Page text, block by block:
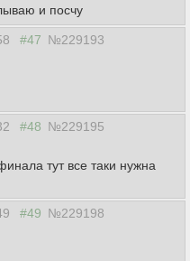
и посчу
#47 №229193
#48 №229195
тут все таки нужна
#49 №229198